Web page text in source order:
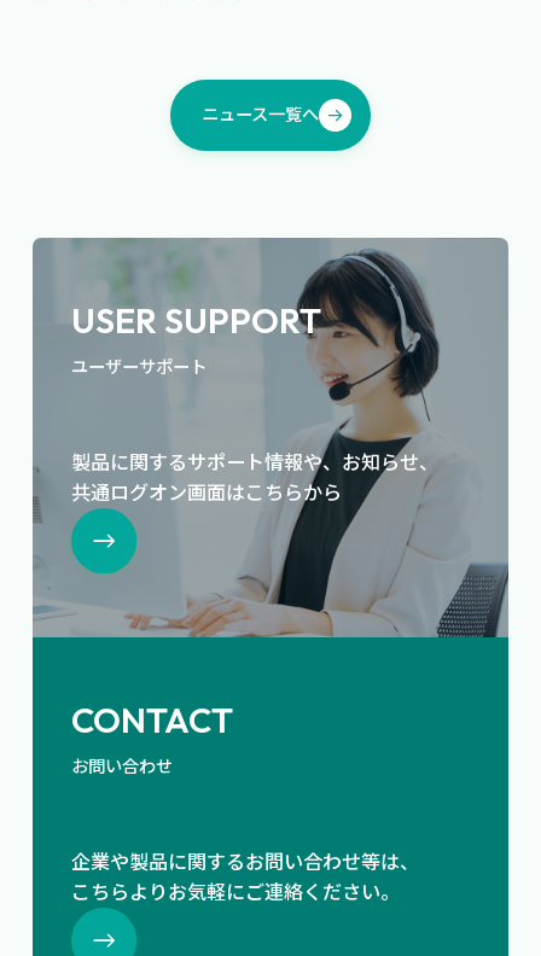
ニュース一覧へ
USER SUPPORT
ユーザーサポート
製品に関するサポート情報や、お知らせ、
共通ログオン画面はこちらから
CONTACT
お問い合わせ
企業や製品に関するお問い合わせ等は、
こちらよりお気軽にご連絡ください。